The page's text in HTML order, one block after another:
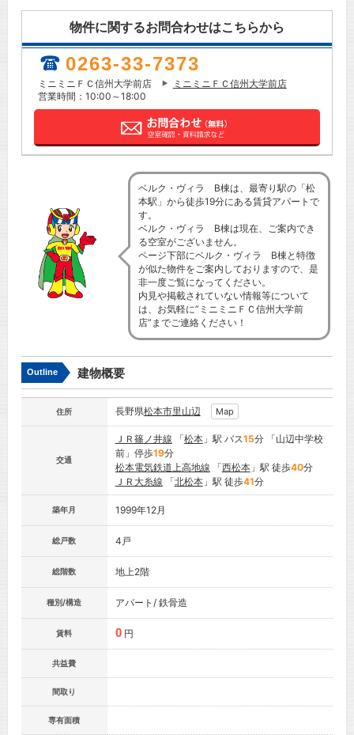
物件に関するお問合わせはこちらから
0263-33-7373
ミニミニＦＣ信州大学前店
ミニミニＦＣ信州大学前店
営業時間：10:00～18:00
ベルク・ヴィラ B棟は、最寄り駅の「松
本駅」から徒歩19分にある賃貸アパートで
す。
ベルク・ヴィラ B棟は現在、ご案内でき
る空室がございません。
ページ下部にベルク・ヴィラ B棟と特徴
が似た物件をご案内しておりますので、是
非一度ご覧になってください。
内見や掲載されていない情報等について
は、お気軽に”ミニミニＦＣ信州大学前
店”までご連絡ください！
Outline 建物概要
住所 長野県松本市里山辺 Map
交通
ＪＲ篠ノ井線 「松本」駅 バス15分 「山辺中学校
前」停歩19分
松本電気鉄道上高地線 「西松本」駅 徒歩40分
ＪＲ大糸線 「北松本」駅 徒歩41分
築年月 1999年12月
総戸数 4戸
総階数 地上2階
種別/構造 アパート/ 鉄骨造
賃料 0 円
共益費
間取り
専有面積